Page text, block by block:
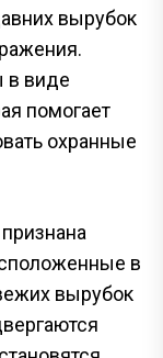
вырубок
в виде
помогает
охранные
в
вырубок